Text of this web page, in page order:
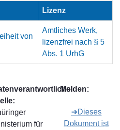
Lizenz
von
Amtliches Werk,
lizenzfrei nach § 5
Abs. 1 UrhG
für
Melden:
➔Dieses
Dokument ist